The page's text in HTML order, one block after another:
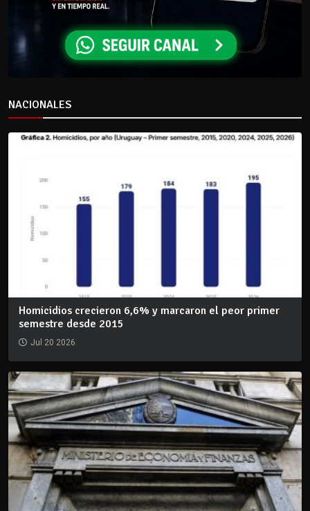
NACIONALES
Homicidios crecieron 6,6% y marcaron el peor primer
semestre desde 2015
Jul 20 2026